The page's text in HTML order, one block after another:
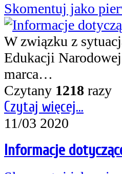
Skomentuj jako
W związku z
Edukacji
marca…
Czytany 1218 razy
Czytaj więcej...
11/03 2020
Informacje